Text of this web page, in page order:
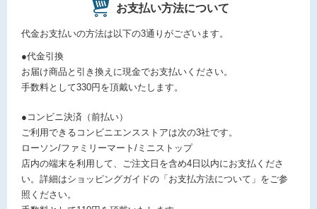
お支払い方法について
代金お支払いの方法は以下の3通りがございます。
●代金引換
お届け商品と引き換えに現金でお支払いください。
手数料として330円を頂戴いたします。
●コンビニ決済（前払い）
ご利用できるコンビニエンスストアは次の3社です。
ローソン/ファミリーマート/ミニストップ
店内の端末を利用して、ご注文日を含め4日以内にお支払くださ
い。詳細はショッピングガイドの「お支払方法について」をご参
照ください。